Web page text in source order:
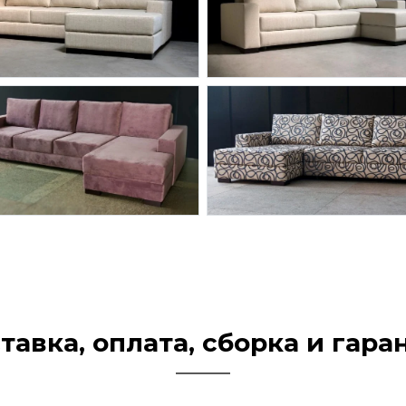
оплата, сборка и